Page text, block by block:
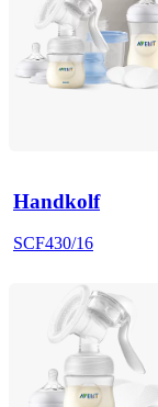
Handkolf
SCF430/16